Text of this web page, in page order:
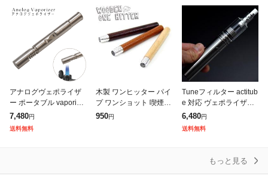
タバコ メンズ
アナログヴェポライザ
ー ポータブル vaporize
r 喫煙具 ドライハーブ
シャグ 手巻き タバコ
リーフ CBD 加熱式ハー
7,480円
送料無料
木製 ワンヒッター パイ
プ ワンショット 喫煙パ
イプ キセル 煙管 One H
950円
Tuneフィルター actitub
e 対応 ヴェポライザー
葉タバコ シャグ ドライ
ハーブ 手巻き タバコ
用 活性炭フィルター
6,480円
送料無料
もっと見る